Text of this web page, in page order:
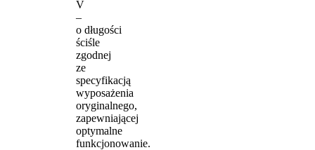
V
–
o długości
ściśle
zgodnej
ze
specyfikacją
wyposażenia
oryginalnego,
zapewniającej
optymalne
funkcjonowanie.